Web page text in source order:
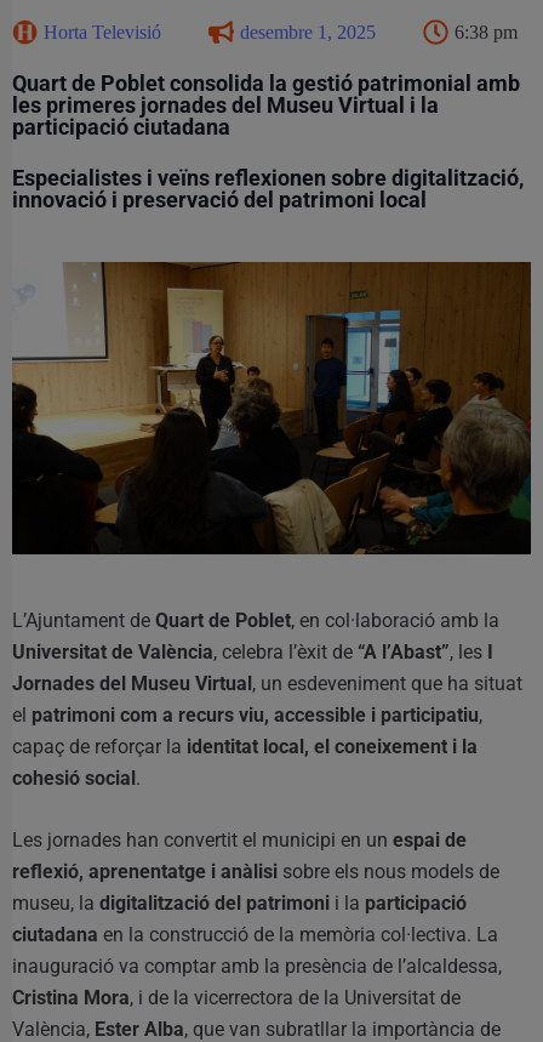
Horta Televisió desembre 1, 2025 6:38 pm
Quart de Poblet consolida la gestió patrimonial amb
les primeres jornades del Museu Virtual i la
participació ciutadana
Especialistes i veïns reflexionen sobre digitalització,
innovació i preservació del patrimoni local
L’Ajuntament de Quart de Poblet, en col·laboració amb la
Universitat de València, celebra l’èxit de “A l’Abast”, les I
Jornades del Museu Virtual, un esdeveniment que ha situat
el patrimoni com a recurs viu, accessible i participatiu,
capaç de reforçar la identitat local, el coneixement i la
cohesió social.
Les jornades han convertit el municipi en un espai de
reflexió, aprenentatge i anàlisi sobre els nous models de
museu, la digitalització del patrimoni i la participació
ciutadana en la construcció de la memòria col·lectiva. La
inauguració va comptar amb la presència de l’alcaldessa,
Cristina Mora, i de la vicerrectora de la Universitat de
València, Ester Alba, que van subratllar la importància de